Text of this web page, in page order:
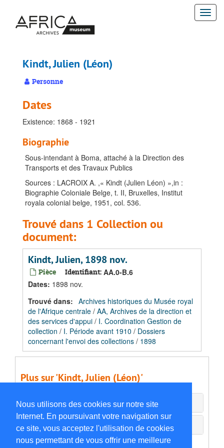
Nous utilisons des cookies sur notre site
Internet. En poursuivant votre navigation sur
ce site, vous acceptez l'utilisation de cookies
nous permettant de vous offrir une meilleure
contenu
Kindt, Julien (Léon)
Personne
Dates
Existence: 1868 - 1921
Biographie
Sous-intendant à Boma, attaché à la Direction des
Transports et des Travaux Publics
Sources : LACROIX A. ,« Kindt (Julien Léon) »,in :
Biographie Coloniale Belge, t. II, Bruxelles, Institut
royala colonial belge, 1951, col. 536.
Trouvé dans 1 Collection ou
document:
Kindt, Julien, 1898 nov.
Pièce Identifiant: AA.0-B.6
Dates: 1898 nov.
Trouvé dans: Archives historiques du Musée royal
de l'Afrique centrale / AA, Archives de la direction et
des services d'appui / I. Coordination Gestion de
collection / I. Période avant 1910 / Dossiers
concernant l'envoi des collections / 1898
Plus sur 'Kindt, Julien (Léon)'
Agents associés
Documents externes